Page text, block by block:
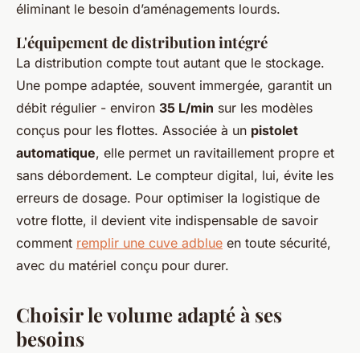
éliminant le besoin d’aménagements lourds.
L'équipement de distribution intégré
La distribution compte tout autant que le stockage.
Une pompe adaptée, souvent immergée, garantit un
débit régulier - environ 35 L/min sur les modèles
conçus pour les flottes. Associée à un pistolet
automatique, elle permet un ravitaillement propre et
sans débordement. Le compteur digital, lui, évite les
erreurs de dosage. Pour optimiser la logistique de
votre flotte, il devient vite indispensable de savoir
comment remplir une cuve adblue en toute sécurité,
avec du matériel conçu pour durer.
Choisir le volume adapté à ses
besoins